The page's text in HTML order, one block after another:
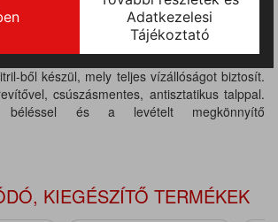
védőcsizma termékcsaládunk magas
ből készül, mely teljes vízállóságot biztosít.
csúszásmentes, antisztatikus talppal.
béléssel és a levételt megkönnyítő
KIEGÉSZÍTŐ TERMÉKEK